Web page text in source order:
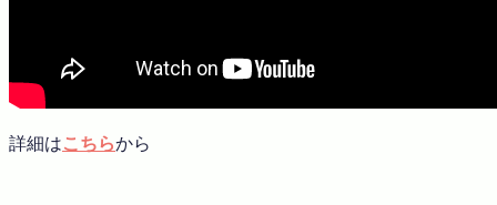
詳細はこちらから